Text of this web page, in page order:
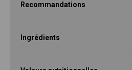
Recommandations
Ingrédients